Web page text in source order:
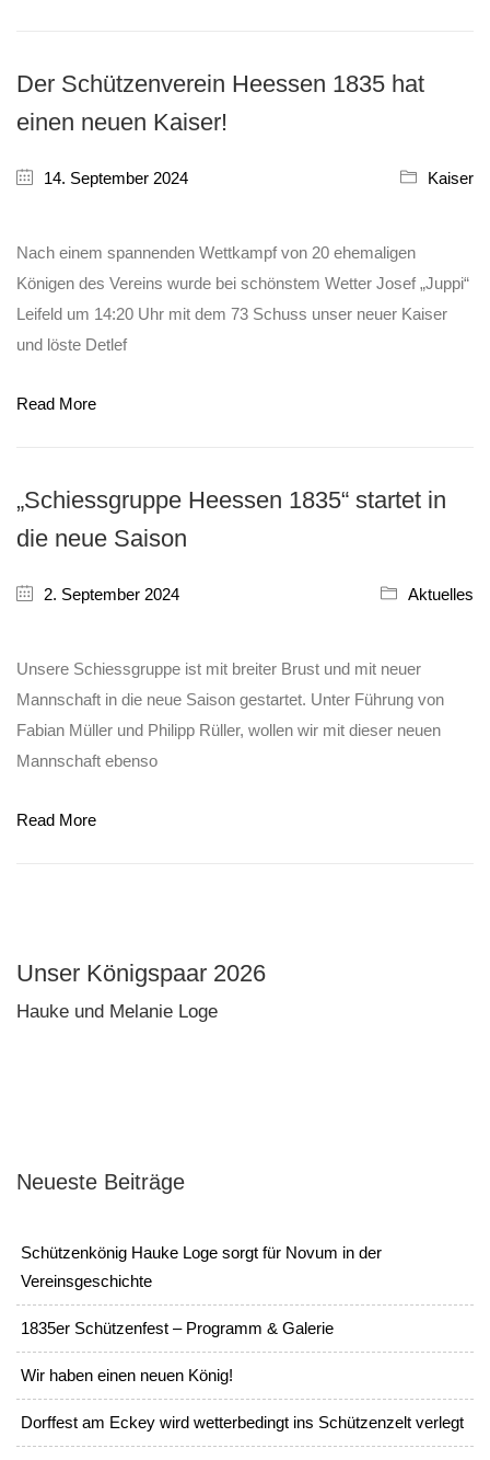
Der Schützenverein Heessen 1835 hat
einen neuen Kaiser!
14. September 2024 Kaiser
Nach einem spannenden Wettkampf von 20 ehemaligen
Königen des Vereins wurde bei schönstem Wetter Josef „Juppi“
Leifeld um 14:20 Uhr mit dem 73 Schuss unser neuer Kaiser
und löste Detlef
Read More
„Schiessgruppe Heessen 1835“ startet in
die neue Saison
2. September 2024 Aktuelles
Unsere Schiessgruppe ist mit breiter Brust und mit neuer
Mannschaft in die neue Saison gestartet. Unter Führung von
Fabian Müller und Philipp Rüller, wollen wir mit dieser neuen
Mannschaft ebenso
Read More
Unser Königspaar 2026
Hauke und Melanie Loge
Neueste Beiträge
Schützenkönig Hauke Loge sorgt für Novum in der
Vereinsgeschichte
1835er Schützenfest – Programm & Galerie
Wir haben einen neuen König!
Dorffest am Eckey wird wetterbedingt ins Schützenzelt verlegt